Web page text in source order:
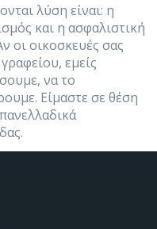
λύση είναι: η
και η ασφαλιστική
οι οικοσκευές σας
εμείς
να το
Είμαστε σε θέση